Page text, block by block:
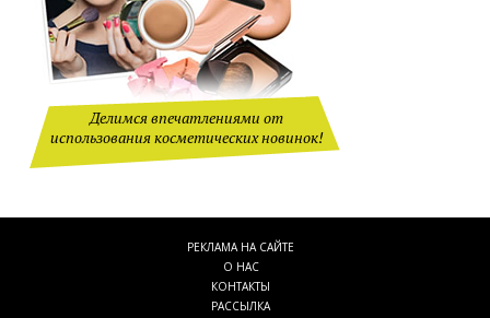
Делимся впечатлениями от
использования косметических новинок!
РЕКЛАМА НА САЙТЕ
О НАС
КОНТАКТЫ
РАССЫЛКА